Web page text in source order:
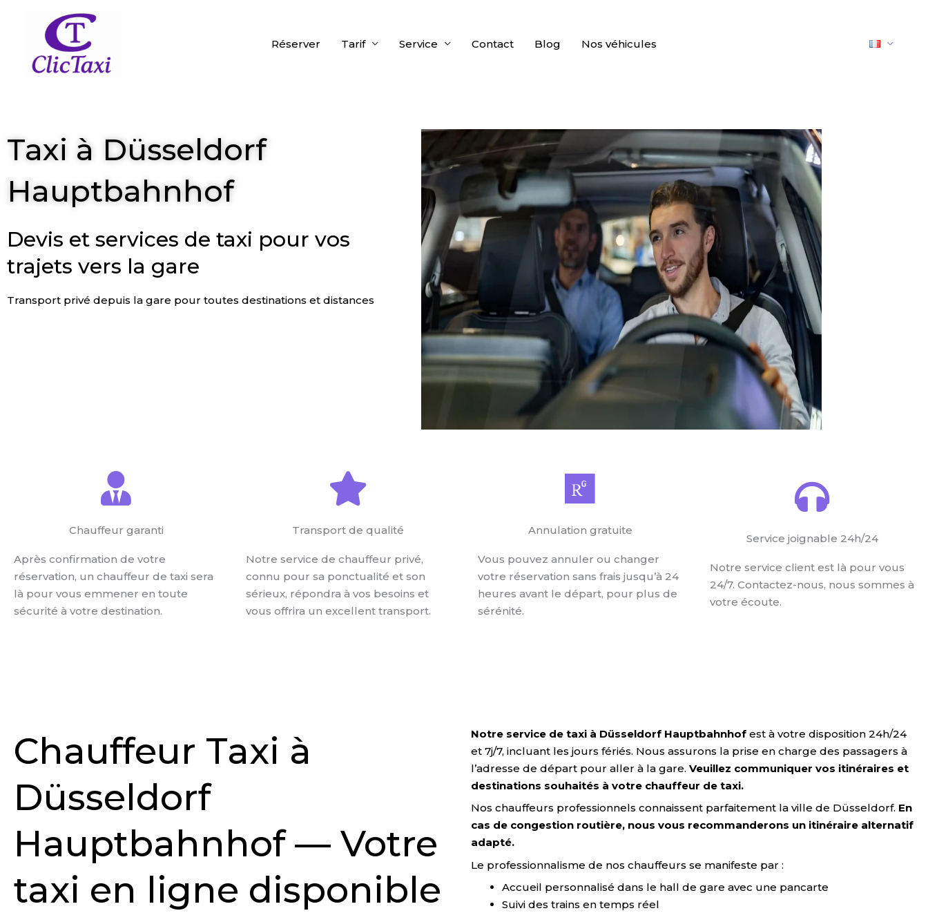
Réserver Tarif Service Contact Blog Nos véhicules
Taxi à Düsseldorf
Hauptbahnhof
Devis et services de taxi pour vos
trajets vers la gare
Transport privé depuis la gare pour toutes destinations et distances
Chauffeur garanti
Après confirmation de votre
réservation, un chauffeur de taxi sera
là pour vous emmener en toute
sécurité à votre destination.
Transport de qualité
Notre service de chauffeur privé,
connu pour sa ponctualité et son
sérieux, répondra à vos besoins et
vous offrira un excellent transport.
Annulation gratuite
Vous pouvez annuler ou changer
votre réservation sans frais jusqu’à 24
heures avant le départ, pour plus de
sérénité.
Service joignable 24h/24
Notre service client est là pour vous
24/7. Contactez-nous, nous sommes à
votre écoute.
Chauffeur Taxi à
Düsseldorf
Hauptbahnhof — Votre
taxi en ligne disponible
Notre service de taxi à Düsseldorf Hauptbahnhof est à votre disposition 24h/24
et 7j/7, incluant les jours fériés. Nous assurons la prise en charge des passagers à
l’adresse de départ pour aller à la gare. Veuillez communiquer vos itinéraires et
destinations souhaités à votre chauffeur de taxi.
Nos chauffeurs professionnels connaissent parfaitement la ville de Düsseldorf. En
cas de congestion routière, nous vous recommanderons un itinéraire alternatif
adapté.
Le professionnalisme de nos chauffeurs se manifeste par :
Accueil personnalisé dans le hall de gare avec une pancarte
Suivi des trains en temps réel